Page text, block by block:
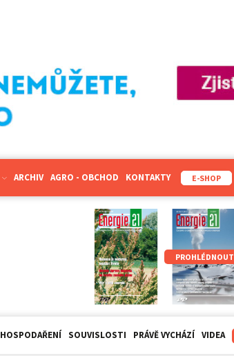
ARCHIV AGRO - OBCHOD KONTAKTY E-SHOP
PROHLÉDNOUT
HOSPODAŘENÍ SOUVISLOSTI PRÁVĚ VYCHÁZÍ VIDEA